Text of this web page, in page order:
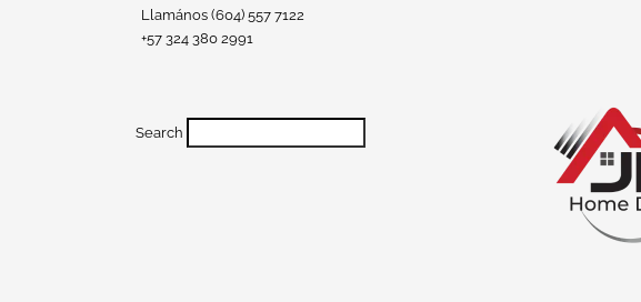
Llamános (604) 557 7122
+57 324 380 2991
Search